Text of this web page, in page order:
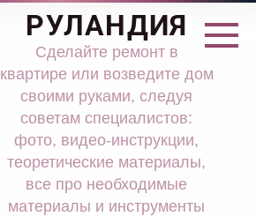
РУЛАНДИЯ
Сделайте ремонт в
квартире или возведите дом
своими руками, следуя
советам специалистов:
фото, видео-инструкции,
теоретические материалы,
все про необходимые
материалы и инструменты